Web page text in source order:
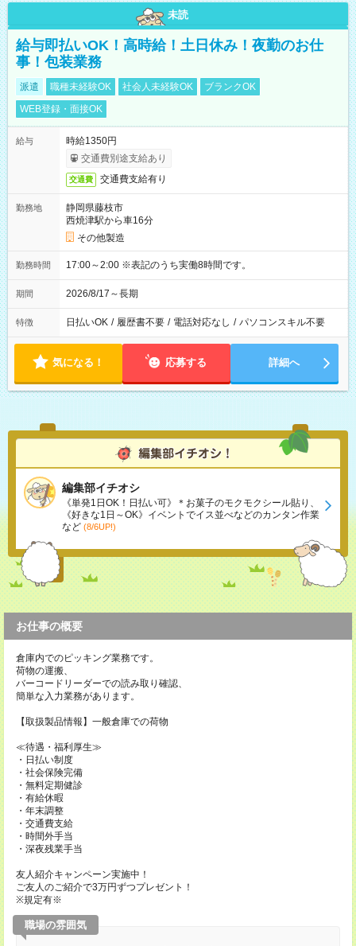
未読
給与即払いOK！高時給！土日休み！夜勤のお仕
事！包装業務
派遣 職種未経験OK 社会人未経験OK
ブランクOK
WEB登録・面接OK
給与
時給1350円
交通費別途支給あり
交通費 交通費支給有り
勤務地
静岡県藤枝市
西焼津駅から車16分
その他製造
勤務時間 17:00～2:00 ※表記のうち実働8時間です。
期間 2026/8/17～長期
特徴 日払いOK / 履歴書不要 / 電話対応なし / パソコンスキル不要
気になる！ 応募する 詳細へ
編集部イチオシ
《単発1日OK！日払い可》＊お菓子のモクモクシール貼り、
《好きな1日～OK》イベントでイス並べなどのカンタン作業
など (8/6UP!)
お仕事の概要
倉庫内でのピッキング業務です。
荷物の運搬、
バーコードリーダーでの読み取り確認、
簡単な入力業務があります。
【取扱製品情報】一般倉庫での荷物
≪待遇・福利厚生≫
・日払い制度
・社会保険完備
・無料定期健診
・有給休暇
・年末調整
・交通費支給
・時間外手当
・深夜残業手当
友人紹介キャンペーン実施中！
ご友人のご紹介で3万円ずつプレゼント！
※規定有※
職場の雰囲気